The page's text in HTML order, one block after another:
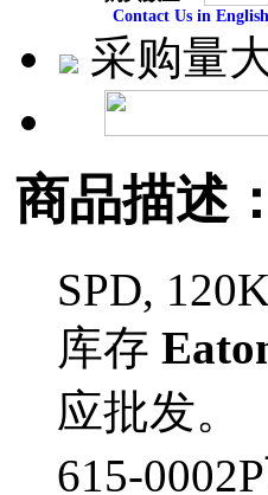
Contact Us in English
采购量大
商品描述：
SPD,
库存
应批发。
615-